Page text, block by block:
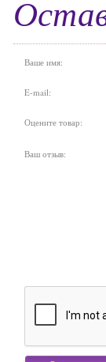
Ваше имя:
E-mail:
Оцените товар:
Ваш отзыв: